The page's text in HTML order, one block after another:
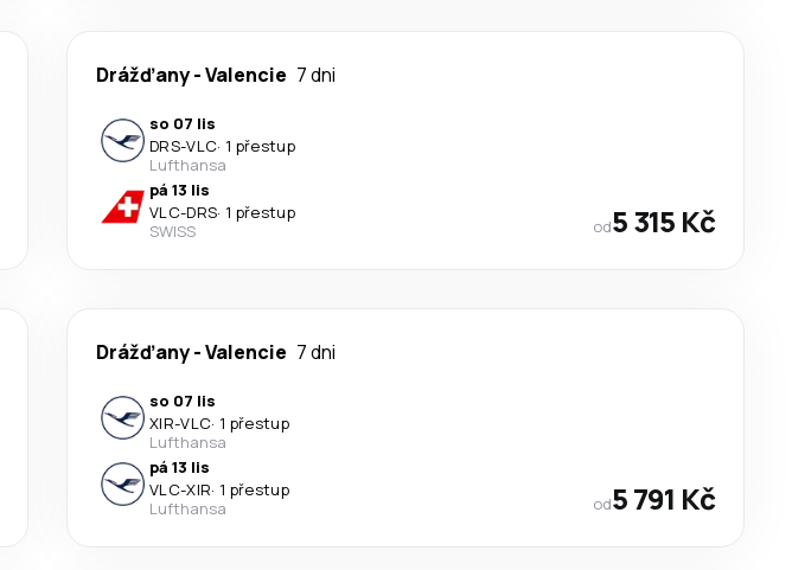
Drážďany-Valencie 7 dni
so 07 lis
DRS-VLC· 1 přestup
Lufthansa
pá 13 lis
VLC-DRS· 1 přestup
SWISS
od5 315 Kč
Drážďany-Valencie 7 dni
so 07 lis
XIR-VLC· 1 přestup
Lufthansa
pá 13 lis
VLC-XIR· 1 přestup
Lufthansa
od5 791 Kč